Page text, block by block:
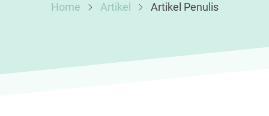
Home Artikel Artikel Penulis